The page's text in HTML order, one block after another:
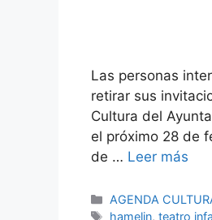
Las personas
retirar sus
Cultura del
el próximo 28 de
de … Leer más
Categorías
AGENDA
Etiquetas
hamelin,teatro